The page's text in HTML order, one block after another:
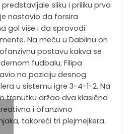
sliku i priliku prva
nastavio da forsira
gol više i da sprovodi
Na meču u Dablinu on
postavu kakva se
fudbalu; Filipa
na poziciju desnog
u sistemu igre 3-4-1-2. Na
trenutku držao dva klasična
i ofanzivno
takoreći tri plejmejkera.